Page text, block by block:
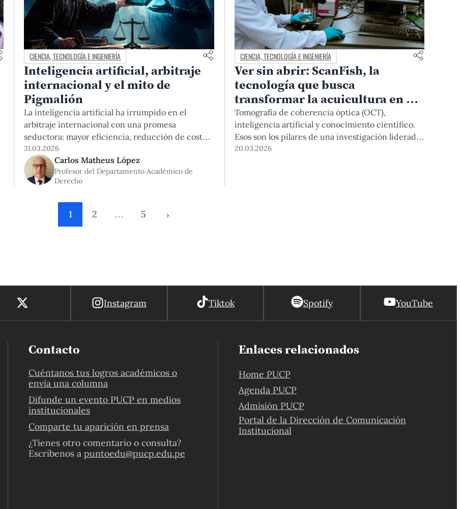
CIENCIA, TECNOLOGÍA E INGENIERÍA
Inteligencia artificial, arbitraje
internacional y el mito de
Pigmalión
La inteligencia artificial ha irrumpido en el
arbitraje internacional con una promesa
seductora: mayor eficiencia, reducción de costos
y decisiones potencialmente más informadas. Sin
embargo, como suele ocurrir con las tecnologías
transformadoras, su verdadero valor no radica en
lo que puede hacer, sino en cómo —y hasta que
31.03.2026
Carlos Matheus López
Profesor del Departamento Académico de
Derecho
CIENCIA, TECNOLOGÍA E INGENIERÍA
Ver sin abrir: ScanFish, la
tecnología que busca
transformar la acuicultura en el
Perú
Tomografía de coherencia óptica (OCT),
inteligencia artificial y conocimiento científico.
Esos son los pilares de una investigación liderada
por la PUCP que permitirá observar el interior de
20.03.2026
1 2 … 5 ›
Instagram Tiktok Spotify YouTube
Contacto
Cuéntanos tus logros académicos o
envía una columna
Difunde un evento PUCP en medios
institucionales
Comparte tu aparición en prensa
¿Tienes otro comentario o consulta?
Escríbenos a puntoedu@pucp.edu.pe
Enlaces relacionados
Home PUCP
Agenda PUCP
Admisión PUCP
Portal de la Dirección de Comunicación
Institucional